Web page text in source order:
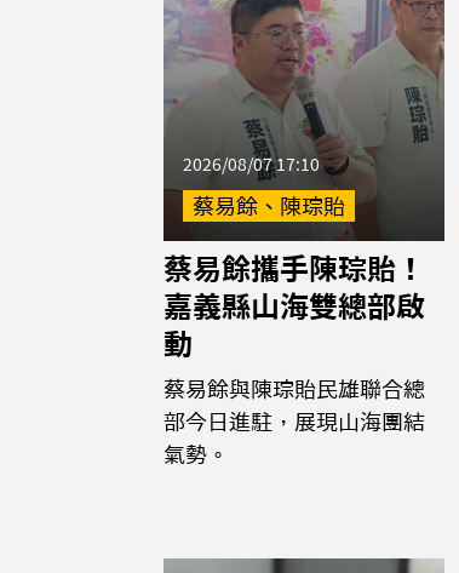
2026/08/07 17:10
蔡易餘、陳琮貽
蔡易餘攜手陳琮貽！
嘉義縣山海雙總部啟
動
蔡易餘與陳琮貽民雄聯合總
部今日進駐，展現山海團結
氣勢。